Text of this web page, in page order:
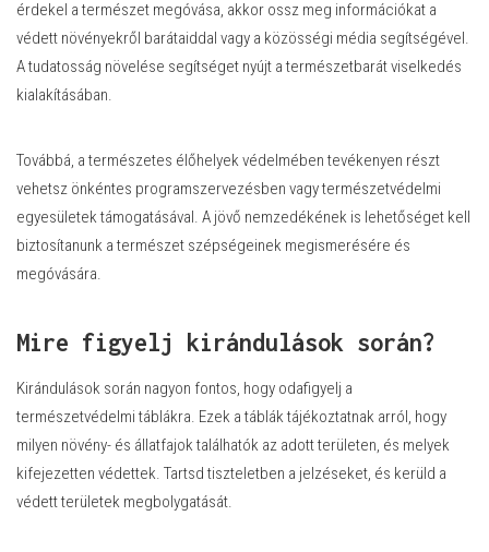
érdekel a természet megóvása, akkor ossz meg információkat a
védett növényekről barátaiddal vagy a közösségi média segítségével.
A tudatosság növelése segítséget nyújt a természetbarát viselkedés
kialakításában.
Továbbá, a természetes élőhelyek védelmében tevékenyen részt
vehetsz önkéntes programszervezésben vagy természetvédelmi
egyesületek támogatásával. A jövő nemzedékének is lehetőséget kell
biztosítanunk a természet szépségeinek megismerésére és
megóvására.
Mire figyelj kirándulások során?
Kirándulások során nagyon fontos, hogy odafigyelj a
természetvédelmi táblákra. Ezek a táblák tájékoztatnak arról, hogy
milyen növény- és állatfajok találhatók az adott területen, és melyek
kifejezetten védettek. Tartsd tiszteletben a jelzéseket, és kerüld a
védett területek megbolygatását.